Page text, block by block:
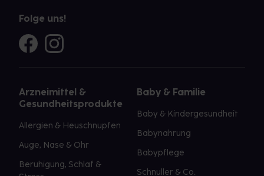
Folge uns!
Arzneimittel &
Gesundheitsprodukte
Allergien & Heuschnupfen
Auge, Nase & Ohr
Beruhigung, Schlaf &
Baby & Familie
Baby & Kindergesundheit
Babynahrung
Babypflege
Schnuller & Co.